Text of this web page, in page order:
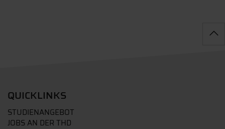
QUICKLINKS
STUDIENANGEBOT
JOBS AN DER THD